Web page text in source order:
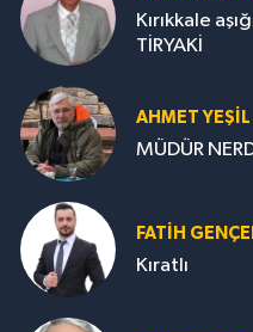
Kırıkkale
TİRYAKİ
AHMET YEŞİL
MÜDÜR
FATIH
Kıratlı